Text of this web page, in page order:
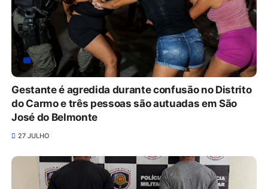
Gestante é agredida durante confusão no Distrito
do Carmo e três pessoas são autuadas em São
José do Belmonte
27 JULHO